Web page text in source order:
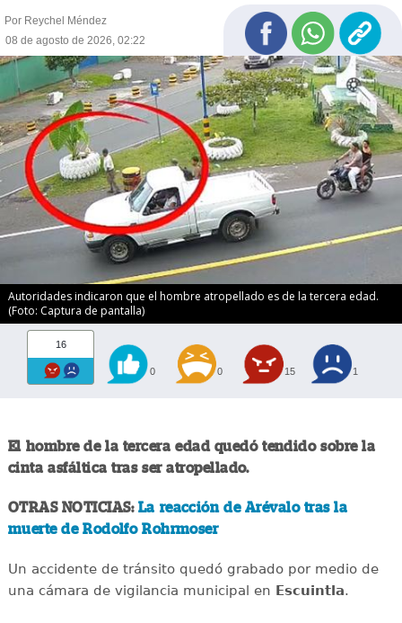
Por Reychel Méndez
08 de agosto de 2026, 02:22
Autoridades indicaron que el hombre atropellado es de la tercera edad.
(Foto: Captura de pantalla)
16
0 0 15 1
El hombre de la tercera edad quedó tendido sobre la
cinta asfáltica tras ser atropellado.
OTRAS NOTICIAS: La reacción de Arévalo tras la
muerte de Rodolfo Rohrmoser
Un accidente de tránsito quedó grabado por medio de
una cámara de vigilancia municipal en Escuintla.